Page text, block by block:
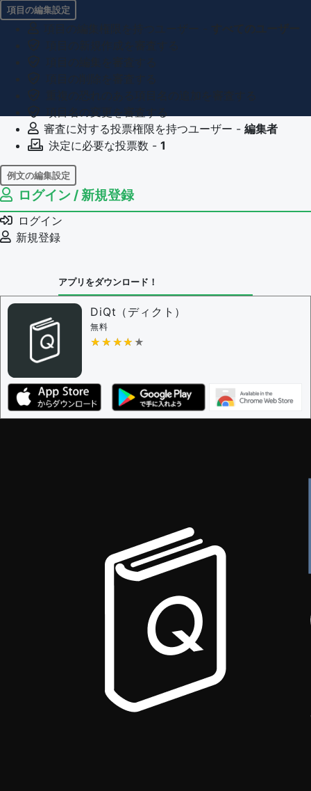
項目の編集設定
審査に対する投票権限を持つユーザー - 編集者
決定に必要な投票数 - 1
例文の編集設定
例文の編集権限を持つユーザー -
例文の削除を審査する
審査に対する投票権限を持つユーザー -
決定に必要な投票数 -
問題の編集権限を持つユーザー -すべてのユーザー
審査に対する投票権限を持つユーザー -
決定に必要な投票数 -
編集ガイドライン
ログイン / 新規登録
ログイン
新規登録
アプリをダウンロード！
DiQt（ディクト）
無料
★★★★★
★★★★★